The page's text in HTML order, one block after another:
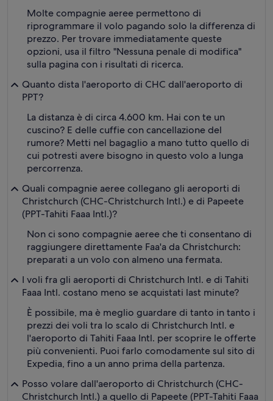
Molte compagnie aeree permettono di
riprogrammare il volo pagando solo la differenza di
prezzo. Per trovare immediatamente queste
opzioni, usa il filtro "Nessuna penale di modifica"
sulla pagina con i risultati di ricerca.
Quanto dista l'aeroporto di CHC dall'aeroporto di
PPT?
La distanza è di circa 4.600 km. Hai con te un
cuscino? E delle cuffie con cancellazione del
rumore? Metti nel bagaglio a mano tutto quello di
cui potresti avere bisogno in questo volo a lunga
percorrenza.
Quali compagnie aeree collegano gli aeroporti di
Christchurch (CHC-Christchurch Intl.) e di Papeete
(PPT-Tahiti Faaa Intl.)?
Non ci sono compagnie aeree che ti consentano di
raggiungere direttamente Faa'a da Christchurch:
preparati a un volo con almeno una fermata.
I voli fra gli aeroporti di Christchurch Intl. e di Tahiti
Faaa Intl. costano meno se acquistati last minute?
È possibile, ma è meglio guardare di tanto in tanto i
prezzi dei voli tra lo scalo di Christchurch Intl. e
l'aeroporto di Tahiti Faaa Intl. per scoprire le offerte
più convenienti. Puoi farlo comodamente sul sito di
Expedia, fino a un anno prima della partenza.
Posso volare dall'aeroporto di Christchurch (CHC-
Christchurch Intl.) a quello di Papeete (PPT-Tahiti Faaa